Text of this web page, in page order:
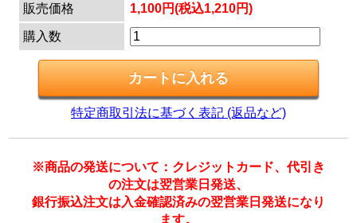
販売価格
1,100円(税込1,210円)
購入数
特定商取引法に基づく表記 (返品など)
※商品の発送について：クレジットカード、代引き
の注文は翌営業日発送、
銀行振込注文は入金確認済みの翌営業日発送になり
ます。